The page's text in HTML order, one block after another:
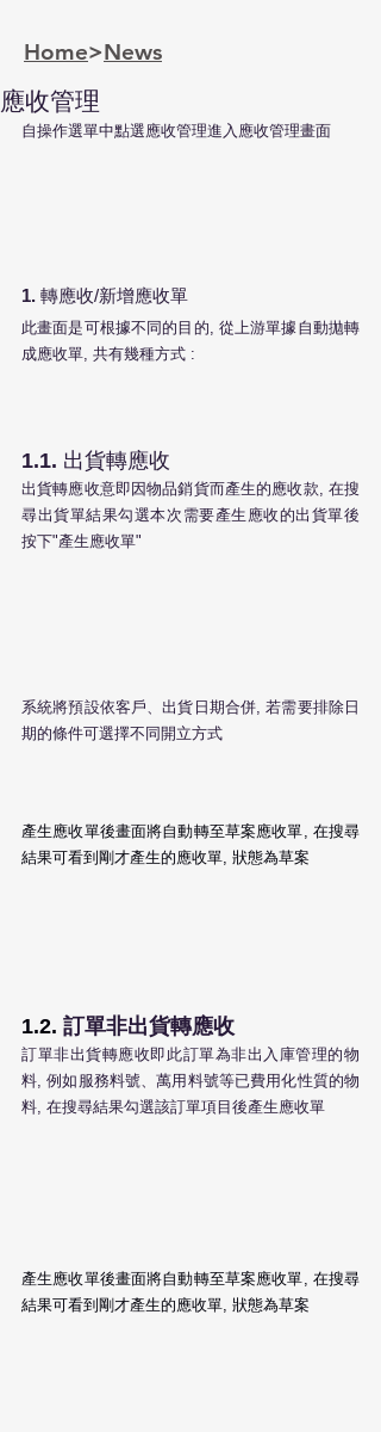
Home>News
應收管理
自操作選單中點選應收管理進入應收管理畫面
1. 轉應收/新增應收單
此畫面是可根據不同的目的, 從上游單據自動拋轉
成應收單, 共有幾種方式 :
1.1. 出貨轉應收
出貨轉應收意即因物品銷貨而產生的應收款, 在搜
尋出貨單結果勾選本次需要產生應收的出貨單後
按下"產生應收單"
系統將預設依客戶、出貨日期合併, 若需要排除日
期的條件可選擇不同開立方式
產生應收單後畫面將自動轉至草案應收單, 在搜尋
結果可看到剛才產生的應收單, 狀態為草案
1.2. 訂單非出貨轉應收
訂單非出貨轉應收即此訂單為非出入庫管理的物
料, 例如服務料號、萬用料號等已費用化性質的物
料, 在搜尋結果勾選該訂單項目後產生應收單
產生應收單後畫面將自動轉至草案應收單, 在搜尋
結果可看到剛才產生的應收單, 狀態為草案